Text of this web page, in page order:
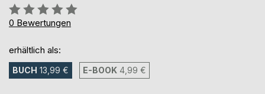
Bewertung::
0%
0 Bewertungen
erhältlich als:
BUCH 13,99 € E-BOOK 4,99 €